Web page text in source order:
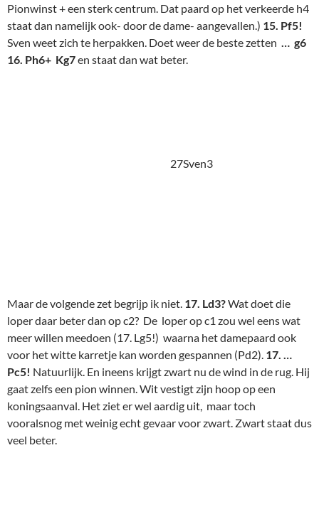
Maar de volgende zet begrijp ik niet.17. Ld3?Wat doet die
loper daar beter dan op c2? De loper op c1 zou wel eens wat
meer willen meedoen (17. Lg5!) waarna het damepaard ook
Maar dan vergokt Niels de boel. Met 25. … Le6! zou hij de
slinkse bewegingen van het h6-paard neutraliseren, en na veel
ruil van stukken is er van wits aanvalletje niets meer over en
resteert dan gewoon die extra pion en goede winstkansen.